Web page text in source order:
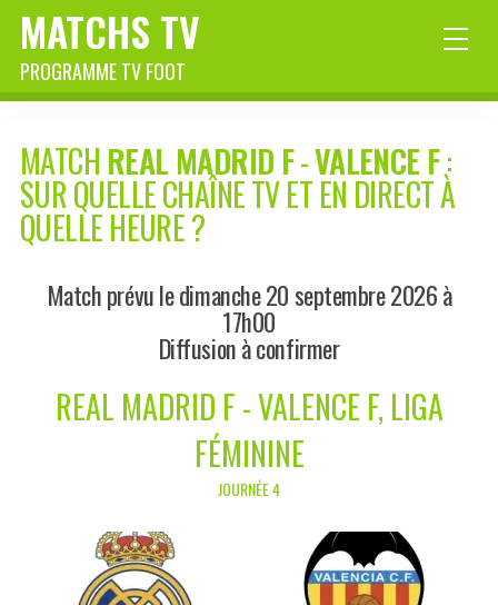
MATCHS TV
PROGRAMME TV FOOT
MATCH REAL MADRID F-VALENCE F:
SUR QUELLE CHAÎNE TV ET EN DIRECT À
QUELLE HEURE ?
Match prévu le dimanche 20 septembre 2026 à
17h00
Diffusion à confirmer
REAL MADRID F - VALENCE F, LIGA
FÉMININE
JOURNÉE 4